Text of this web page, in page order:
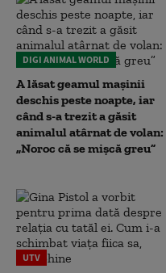
DIGI ANIMAL WORLD
A lăsat geamul mașinii
deschis peste noapte, iar
când s-a trezit a găsit
animalul atârnat de volan:
„Noroc că se mișcă greu”
UTV